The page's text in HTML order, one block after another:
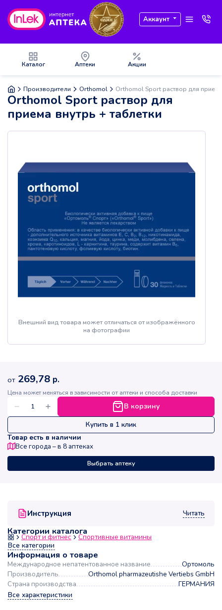
Аккаунт
Каталог Аптеки Акции
Производители Orthomol Оrthomol Sport раствор для
Оrthomol Sport раствор для
приема внутрь + таблетки
Внешний вид товара может отличаться от изображённого
на фотографии
Инструкция Читать
Категории каталога
Спорт и фитнес
Спортивные витамины
Все категории
Информация о товаре
Международное непатентованное название
Ортомоль
Производитель
Orthomol pharmazeutishe Vertiebs GmbH
Страна производства
ГЕРМАНИЯ
Все характеристики
от 269,78 р.
Цена может меняться в зависимости от аптеки и способа доставки
В корзину
Купить в 1 клик
Товар есть в наличии
Все города – в 8 аптеках
Выбрать аптеку